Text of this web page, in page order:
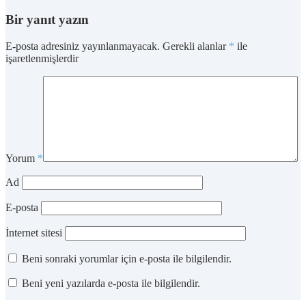
Bir yanıt yazın
E-posta adresiniz yayınlanmayacak. Gerekli alanlar * ile
işaretlenmişlerdir
Yorum *
Ad
E-posta
İnternet sitesi
Beni sonraki yorumlar için e-posta ile bilgilendir.
Beni yeni yazılarda e-posta ile bilgilendir.